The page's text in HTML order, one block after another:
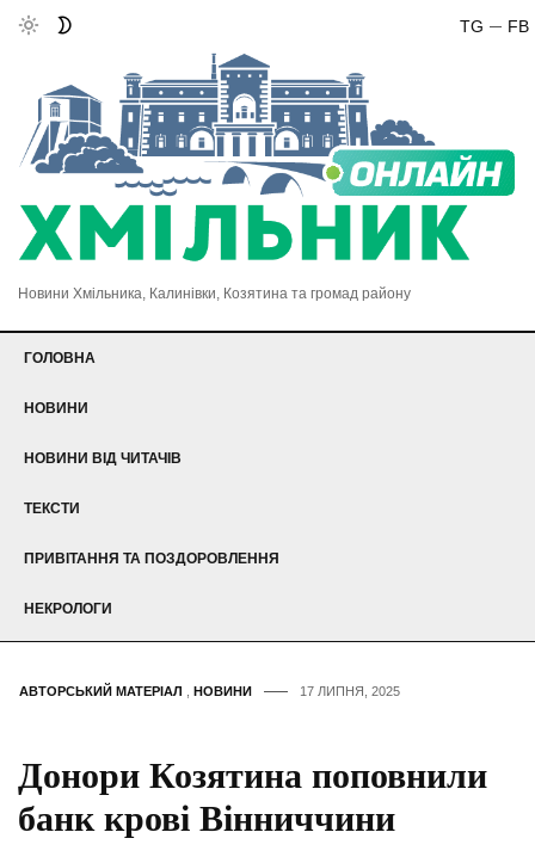
FB
TG
Новини Хмільника, Калинівки, Козятина та громад району
ГОЛОВНА
НОВИНИ
НОВИНИ ВІД ЧИТАЧІВ
ТЕКСТИ
ПРИВІТАННЯ ТА ПОЗДОРОВЛЕННЯ
НЕКРОЛОГИ
АВТОРСЬКИЙ МАТЕРІАЛ НОВИНИ 17 ЛИПНЯ, 2025
Донори Козятина поповнили
банк крові Вінниччини